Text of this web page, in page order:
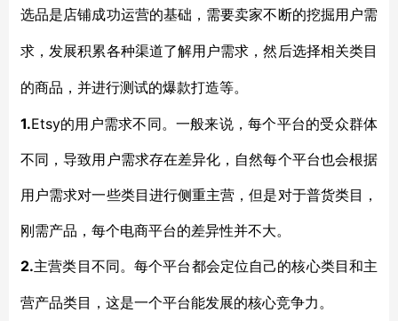
选品是店铺成功运营的基础，需要卖家不断的挖掘用户需
求，发展积累各种渠道了解用户需求，然后选择相关类目
的商品，并进行测试的爆款打造等。
1.Etsy的用户需求不同。一般来说，每个平台的受众群体
不同，导致用户需求存在差异化，自然每个平台也会根据
用户需求对一些类目进行侧重主营，但是对于普货类目，
刚需产品，每个电商平台的差异性并不大。
2.主营类目不同。每个平台都会定位自己的核心类目和主
营产品类目，这是一个平台能发展的核心竞争力。